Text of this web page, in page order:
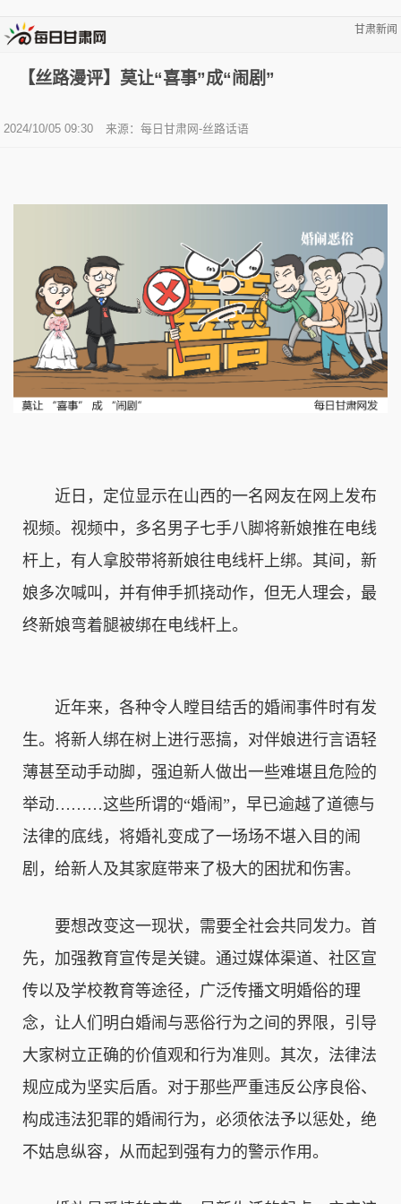
甘肃新闻
【丝路漫评】莫让“喜事”成“闹剧”
2024/10/05 09:30 来源： 每日甘肃网-丝路话语
近日，定位显示在山西的一名网友在网上发布
视频。视频中，多名男子七手八脚将新娘推在电线
杆上，有人拿胶带将新娘往电线杆上绑。其间，新
娘多次喊叫，并有伸手抓挠动作，但无人理会，最
终新娘弯着腿被绑在电线杆上。
近年来，各种令人瞠目结舌的婚闹事件时有发
生。将新人绑在树上进行恶搞，对伴娘进行言语轻
薄甚至动手动脚，强迫新人做出一些难堪且危险的
举动………这些所谓的“婚闹”，早已逾越了道德与
法律的底线，将婚礼变成了一场场不堪入目的闹
剧，给新人及其家庭带来了极大的困扰和伤害。
要想改变这一现状，需要全社会共同发力。首
先，加强教育宣传是关键。通过媒体渠道、社区宣
传以及学校教育等途径，广泛传播文明婚俗的理
念，让人们明白婚闹与恶俗行为之间的界限，引导
大家树立正确的价值观和行为准则。其次，法律法
规应成为坚实后盾。对于那些严重违反公序良俗、
构成违法犯罪的婚闹行为，必须依法予以惩处，绝
不姑息纵容，从而起到强有力的警示作用。